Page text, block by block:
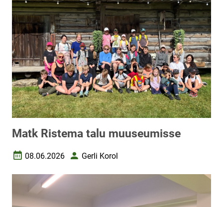
Matk Ristema talu muuseumisse
Loomise kuupäev
08.06.2026 AutorGerli Korol